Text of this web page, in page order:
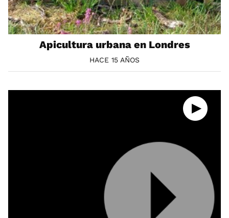
Apicultura urbana en Londres
HACE 15 AÑOS